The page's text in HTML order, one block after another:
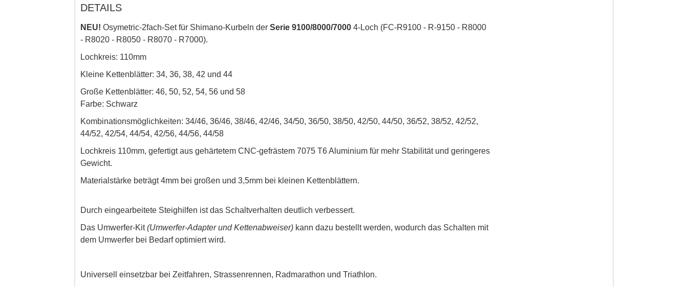
DETAILS
NEU! Osymetric-2fach-Set für Shimano-Kurbeln der Serie 9100/8000/7000 4-Loch (FC-R9100 - R-9150 - R8000
- R8020 - R8050 - R8070 - R7000).
Lochkreis: 110mm
Kleine Kettenblätter: 34, 36, 38, 42 und 44
Große Kettenblätter: 46, 50, 52, 54, 56 und 58
Farbe: Schwarz
Kombinationsmöglichkeiten: 34/46, 36/46, 38/46, 42/46, 34/50, 36/50, 38/50, 42/50, 44/50, 36/52, 38/52, 42/52,
44/52, 42/54, 44/54, 42/56, 44/56, 44/58
Lochkreis 110mm, gefertigt aus gehärtetem CNC-gefrästem 7075 T6 Aluminium für mehr Stabilität und geringeres
Gewicht.
Materialstärke beträgt 4mm bei großen und 3,5mm bei kleinen Kettenblättern.
Durch eingearbeitete Steighilfen ist das Schaltverhalten deutlich verbessert.
Das Umwerfer-Kit(Umwerfer-Adapter und Kettenabweiser) kann dazu bestellt werden, wodurch das Schalten mit
dem Umwerfer bei Bedarf optimiert wird.
Universell einsetzbar bei Zeitfahren, Strassenrennen, Radmarathon und Triathlon.